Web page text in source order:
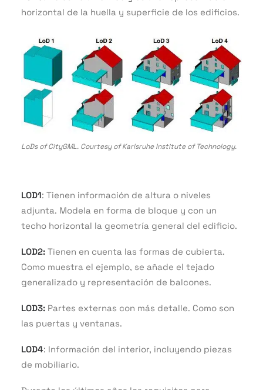
horizontal de la huella y superficie de los edificios.
LoDs of CityGML. Courtesy of Karlsruhe Institute of Technology.
LOD1: Tienen información de altura o niveles
adjunta. Modela en forma de bloque y con un
techo horizontal la geometría general del edificio.
LOD2: Tienen en cuenta las formas de cubierta.
Como muestra el ejemplo, se añade el tejado
generalizado y representación de balcones.
LOD3: Partes externas con más detalle. Como son
las puertas y ventanas.
LOD4: Información del interior, incluyendo piezas
de mobiliario.